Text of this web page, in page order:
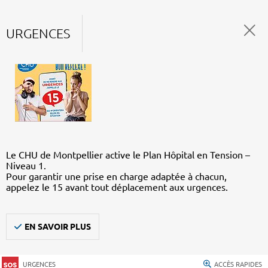
URGENCES
Le CHU de Montpellier active le Plan Hôpital en Tension –
Niveau 1.
Pour garantir une prise en charge adaptée à chacun,
appelez le 15 avant tout déplacement aux urgences.
EN SAVOIR PLUS
URGENCES ACCÈS RAPIDES